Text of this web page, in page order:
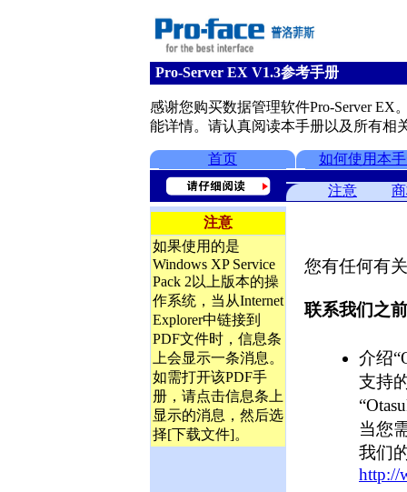
Pro-Server EX V1.3参考手册
感谢您购买数据管理软件Pro-Server EX
能详情。请认真阅读本手册以及所有相
首页 如何使用本
注意
注意
如果使用的是
Windows XP Service
Pack 2以上版本的操
作系统，当从Internet
Explorer中链接到
PDF文件时，信息条
上会显示一条消息。
如需打开该PDF手
册，请点击信息条上
显示的消息，然后选
择[下载文件]。
您有任何有
联系我们之前
介绍
支持
当您
我们
http://